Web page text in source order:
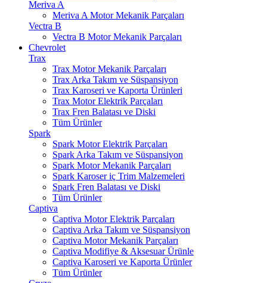
Meriva A
Meriva A Motor Mekanik Parçaları
Vectra B
Vectra B Motor Mekanik Parçaları
Chevrolet
Trax
Trax Motor Mekanik Parçaları
Trax Arka Takım ve Süspansiyon
Trax Karoseri ve Kaporta Ürünleri
Trax Motor Elektrik Parçaları
Trax Fren Balatası ve Diski
Tüm Ürünler
Spark
Spark Motor Elektrik Parçaları
Spark Arka Takım ve Süspansiyon
Spark Motor Mekanik Parçaları
Spark Karoser iç Trim Malzemeleri
Spark Fren Balatası ve Diski
Tüm Ürünler
Captiva
Captiva Motor Elektrik Parçaları
Captiva Arka Takım ve Süspansiyon
Captiva Motor Mekanik Parçaları
Captiva Modifiye & Aksesuar Ürünle
Captiva Karoseri ve Kaporta Ürünler
Tüm Ürünler